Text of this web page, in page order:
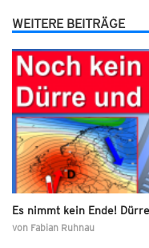
WEITERE BEITRÄGE
Es nimmt kein Ende!
von Fabian Ruhnau